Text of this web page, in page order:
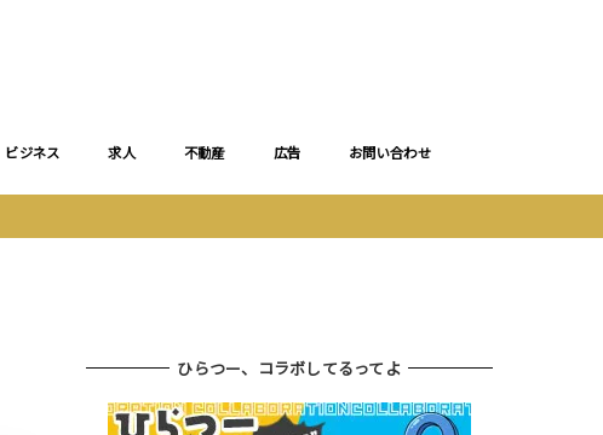
ビジネス 求人 不動産 広告 お問い合わせ
ひらつー、コラボしてるってよ